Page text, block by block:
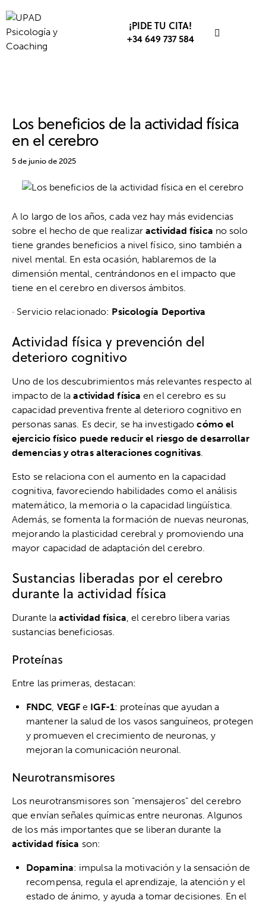
¡PIDE TU CITA!
+34 649 737 584
Los beneficios de la actividad física
en el cerebro
5 de junio de 2025
A lo largo de los años, cada vez hay más evidencias
sobre el hecho de que realizaractividad física no solo
tiene grandes beneficios a nivel físico, sino también a
nivel mental. En esta ocasión, hablaremos de la
dimensión mental, centrándonos en el impacto que
tiene en el cerebro en diversos ámbitos.
· Servicio relacionado: Psicología Deportiva
Actividad física y prevención del
deterioro cognitivo
Uno de los descubrimientos más relevantes respecto al
impacto de laactividad física en el cerebro es su
capacidad preventiva frente al deterioro cognitivo en
personas sanas. Es decir, se ha investigadocómo el
ejercicio físico puede reducir el riesgo de desarrollar
demencias y otras alteraciones cognitivas.
Esto se relaciona con el aumento en la capacidad
cognitiva, favoreciendo habilidades como el análisis
matemático, la memoria o la capacidad lingüística.
Además, se fomenta la formación de nuevas neuronas,
mejorando la plasticidad cerebral y promoviendo una
mayor capacidad de adaptación del cerebro.
Sustancias liberadas por el cerebro
durante la actividad física
Durante laactividad física, el cerebro libera varias
sustancias beneficiosas.
Proteínas
Entre las primeras, destacan:
FNDC, VEGF e IGF-1: proteínas que ayudan a
mantener la salud de los vasos sanguíneos, protegen
y promueven el crecimiento de neuronas, y
mejoran la comunicación neuronal.
Neurotransmisores
Los neurotransmisores son “mensajeros” del cerebro
que envían señales químicas entre neuronas. Algunos
de los más importantes que se liberan durante la
actividad física son:
Dopamina: impulsa la motivación y la sensación de
recompensa, regula el aprendizaje, la atención y el
estado de ánimo, y ayuda a tomar decisiones. En el